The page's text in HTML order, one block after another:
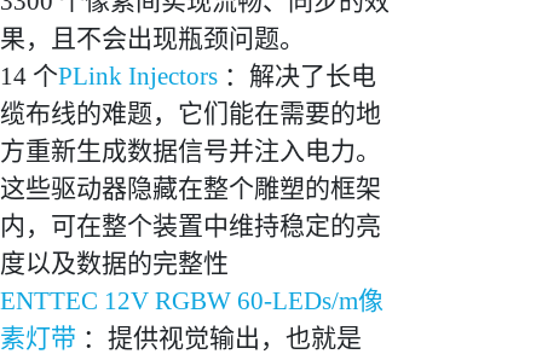
果，且不会出现瓶颈问题。
14 个PLink Injectors ：解决了长电
缆布线的难题，它们能在需要的地
方重新生成数据信号并注入电力。
这些驱动器隐藏在整个雕塑的框架
内，可在整个装置中维持稳定的亮
度以及数据的完整性
ENTTEC 12V RGBW 60-LEDs/m像
素灯带 ：提供视觉输出，也就是